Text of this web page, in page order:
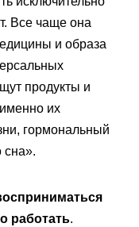
Все чаще она
и образа
продукты и
их
гормональный
сна».
работать.